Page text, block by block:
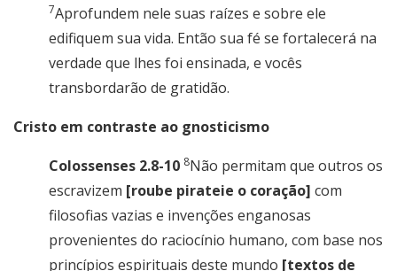
7Aprofundem nele suas raízes e sobre ele
edifiquem sua vida. Então sua fé se fortalecerá na
verdade que lhes foi ensinada, e vocês
transbordarão de gratidão.
Cristo em contraste ao gnosticismo
Colossenses 2.8-10 8Não permitam que outros os
escravizem [roube pirateie o coração] com
filosofias vazias e invenções enganosas
provenientes do raciocínio humano, com base nos
princípios espirituais deste mundo [textos de